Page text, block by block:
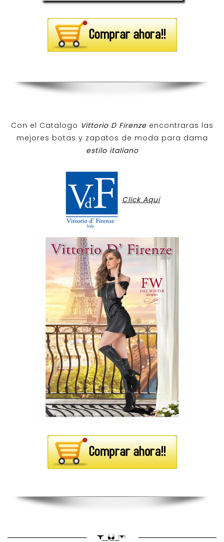
Con el Catalogo Vittorio D Firenzeencontraras las
mejores botas y zapatos de moda para dama
estilo italiano
Click Aqui